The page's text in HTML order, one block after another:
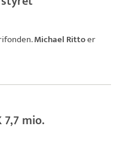
.Michael Rittoer
mio.